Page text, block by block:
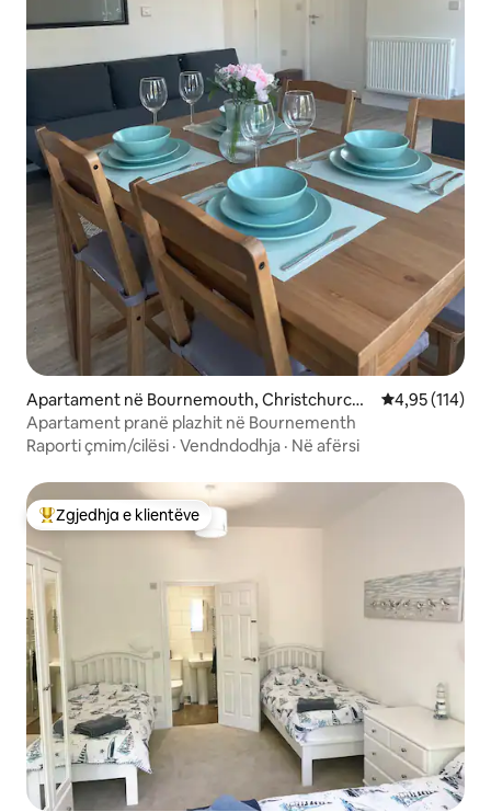
Apartament në Bournemouth, Christchurch
and Poole
Vlerësimi
4,95 (114)
Apartament pranë plazhit në Bournementh
Raporti çmim/cilësi · Vendndodhja · Në afërsi
Më të mirat e zgjedhjeve të klientëve
Zgjedhja e klientëve